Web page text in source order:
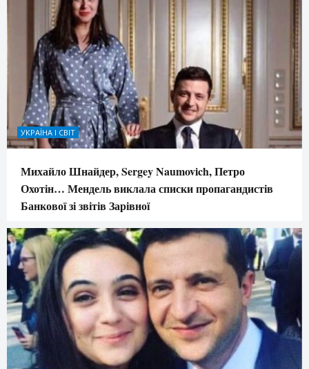
УКРАЇНА І СВІТ
Михайло Шнайдер, Sergey Naumovich, Петро
Охотін… Мендель виклала списки пропагандистів
Банкової зі звітів Зарівної